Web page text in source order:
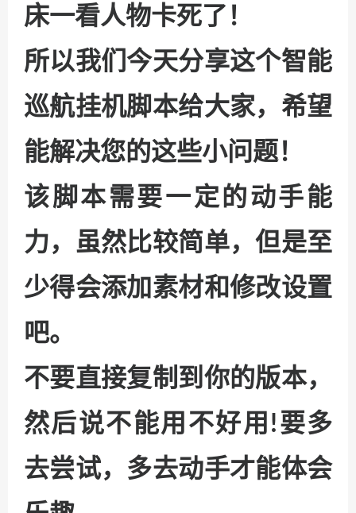
床一看人物卡死了！
所以我们今天分享这个智能
巡航挂机脚本给大家，希望
能解决您的这些小问题！
该脚本需要一定的动手能
力，虽然比较简单，但是至
少得会添加素材和修改设置
吧。
不要直接复制到你的版本，
然后说不能用不好用!要多
去尝试，多去动手才能体会